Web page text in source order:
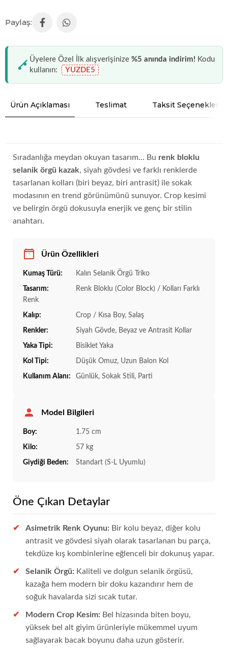
Üyelere Özel İlk alışverişinize %5 anında indirim! Kodu
kullanın:
YUZDE5
Ürün Açıklaması Teslimat Taksit Seçenekleri
Sıradanlığa meydan okuyan tasarım... Bu renk bloklu
selanik örgü kazak, siyah gövdesi ve farklı renklerde
tasarlanan kolları (biri beyaz, biri antrasit) ile sokak
modasının en trend görünümünü sunuyor. Crop kesimi
ve belirgin örgü dokusuyla enerjik ve genç bir stilin
anahtarı.
Ürün Özellikleri
Kumaş Türü: Kalın Selanik Örgü Triko
Tasarım:
Renk Bloklu (Color Block) / Kolları Farklı
Renk
Kalıp: Crop / Kısa Boy, Salaş
Renkler: Siyah Gövde, Beyaz ve Antrasit Kollar
Yaka Tipi: Bisiklet Yaka
Kol Tipi: Düşük Omuz, Uzun Balon Kol
Kullanım Alanı: Günlük, Sokak Stili, Parti
Model Bilgileri
Boy: 1.75 cm
Kilo: 57 kg
Giydiği Beden: Standart (S-L Uyumlu)
Öne Çıkan Detaylar
Asimetrik Renk Oyunu: Bir kolu beyaz, diğer kolu
antrasit ve gövdesi siyah olarak tasarlanan bu parça,
tekdüze kış kombinlerine eğlenceli bir dokunuş yapar.
Selanik Örgü: Kaliteli ve dolgun selanik örgüsü,
kazağa hem modern bir doku kazandırır hem de
soğuk havalarda sizi sıcak tutar.
Modern Crop Kesim: Bel hizasında biten boyu,
yüksek bel alt giyim ürünleriyle mükemmel uyum
sağlayarak bacak boyunu daha uzun gösterir.